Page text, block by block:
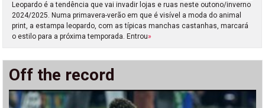
Leopardo é a tendência que vai invadir lojas e ruas neste outono/inverno
2024/2025. Numa primavera-verão em que é visível a moda do animal
print, a estampa leopardo, com as típicas manchas castanhas, marcará
o estilo para a próxima temporada. Entrou»
Off the record